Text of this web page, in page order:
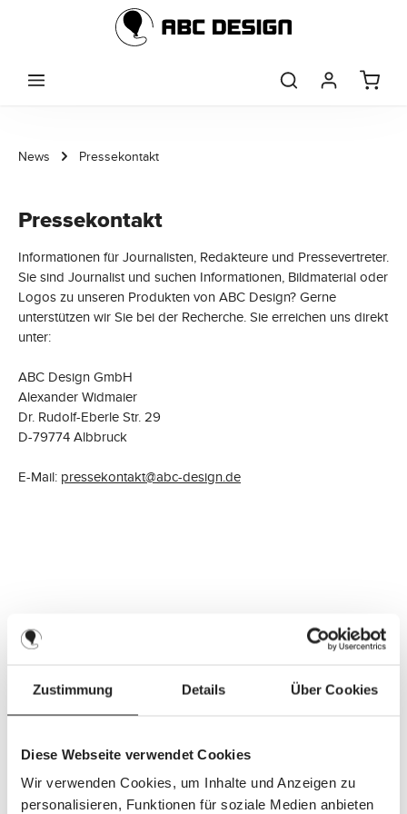
Zustimmung Details Über Cookies
Diese Webseite verwendet Cookies
Wir verwenden Cookies, um Inhalte und Anzeigen zu
personalisieren, Funktionen für soziale Medien anbieten
Zum Hauptinhalt springen
News Pressekontakt
Pressekontakt
Informationen für Journalisten, Redakteure und Pressevertreter.
Sie sind Journalist und suchen Informationen, Bildmaterial oder
Logos zu unseren Produkten von ABC Design? Gerne
unterstützen wir Sie bei der Recherche. Sie erreichen uns direkt
unter:
ABC Design GmbH
Alexander Widmaier
Dr. Rudolf-Eberle Str. 29
D-79774 Albbruck
E-Mail: pressekontakt@abc-design.de